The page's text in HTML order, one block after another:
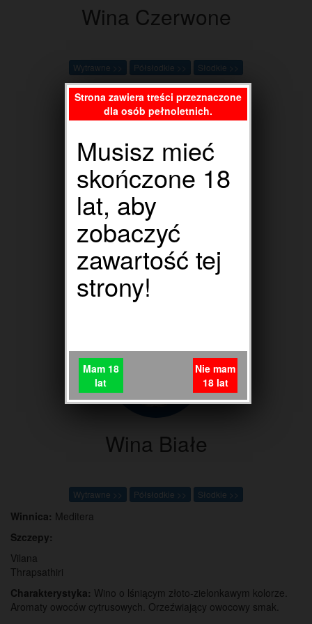
Wina Czerwone
Wytrawne >> Półsłodkie >> Słodkie >>
Wina Różowe
Wytrawne >>
Wina Białe
Wytrawne >> Półsłodkie >> Słodkie >>
Winnica: Meditera
Szczepy:
Vilana
Thrapsathiri
Charakterystyka: Wino o lśniącym złoto-zielonkawym kolorze.
Aromaty owoców cytrusowych. Orzeźwiający owocowy smak.
Strona zawiera treści przeznaczone
dla osób pełnoletnich.
Musisz mieć
skończone 18
lat, aby
zobaczyć
zawartość tej
strony!
Mam 18
lat
Nie mam
18 lat